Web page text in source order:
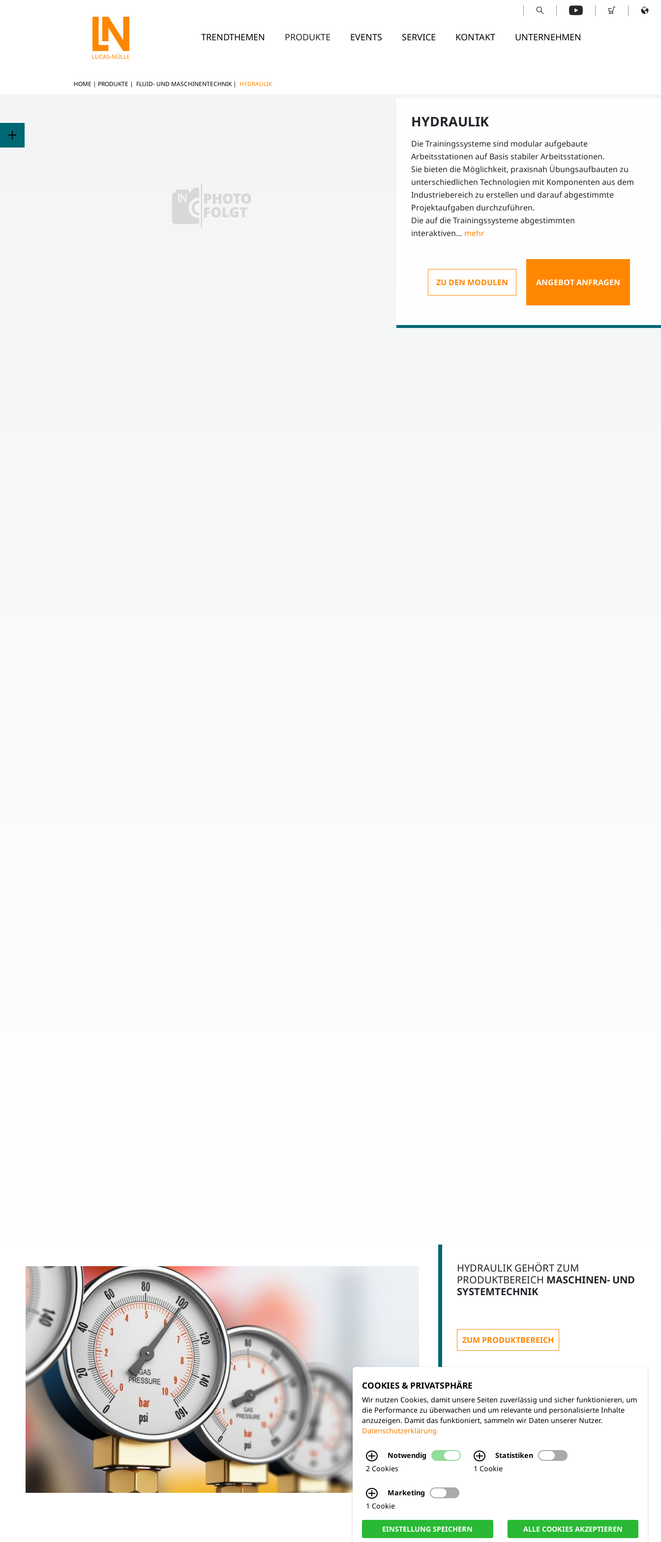
TRENDTHEMEN PRODUKTE EVENTS SERVICE KONTAKT UNTERNEHMEN
HOME | PRODUKTE | FLUID- UND MASCHINENTECHNIK | HYDRAULIK
HYDRAULIK
Die Trainingssysteme sind modular aufgebaute
Arbeitsstationen auf Basis stabiler Arbeitsstationen.
Sie bieten die Möglichkeit, praxisnah Übungsaufbauten zu
unterschiedlichen Technologien mit Komponenten aus dem
Industriebereich zu erstellen und darauf abgestimmte
Projektaufgaben durchzuführen.
Die auf die Trainingssysteme abgestimmten
interaktiven...
ZU DEN MODULEN ANGEBOT ANFRAGEN
HYDRAULIK GEHÖRT ZUM
PRODUKTBEREICH MASCHINEN- UND
SYSTEMTECHNIK
ZUM PRODUKTBEREICH
COOKIES & PRIVATSPHÄRE
Wir nutzen Cookies, damit unsere Seiten zuverlässig und sicher funktionieren, um
die Performance zu überwachen und um relevante und personalisierte Inhalte
anzuzeigen. Damit das funktioniert, sammeln wir Daten unserer Nutzer.
Datenschutzerklärung
Notwendig
2 Cookies
Statistiken
1 Cookie
Marketing
1 Cookie
EINSTELLUNG SPEICHERN ALLE COOKIES AKZEPTIEREN